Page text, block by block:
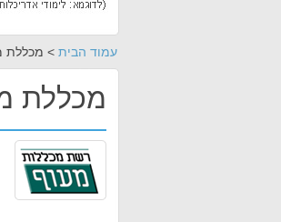
עמוד הבית > מכללת
מכללת